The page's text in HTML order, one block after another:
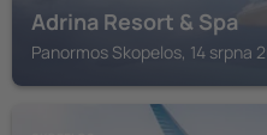
Adrina Resort & Spa
Panormos Skopelos, 14 srpna